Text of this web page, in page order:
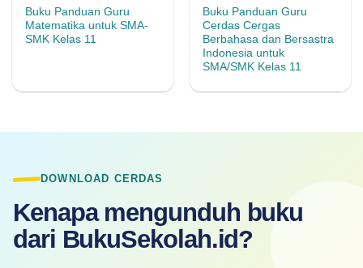
Buku Panduan Guru
Matematika untuk SMA-
SMK Kelas 11
Buku Panduan Guru
Cerdas Cergas
Berbahasa dan Bersastra
Indonesia untuk
SMA/SMK Kelas 11
DOWNLOAD CERDAS
Kenapa mengunduh buku
dari BukuSekolah.id?